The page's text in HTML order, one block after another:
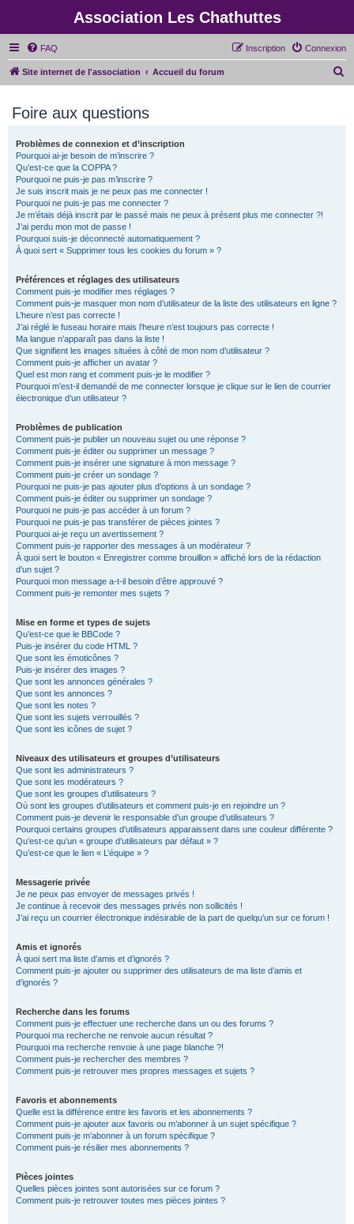
Association Les Chathuttes
FAQ Connexion
Inscription
Site internet de l'association Accueil du forum
Foire aux questions
Problèmes de connexion et d’inscription
Pourquoi ai-je besoin de m’inscrire ?
Qu’est-ce que la COPPA ?
Pourquoi ne puis-je pas m’inscrire ?
Je suis inscrit mais je ne peux pas me connecter !
Pourquoi ne puis-je pas me connecter ?
Je m’étais déjà inscrit par le passé mais ne peux à présent plus me connecter ?!
J’ai perdu mon mot de passe !
Pourquoi suis-je déconnecté automatiquement ?
À quoi sert « Supprimer tous les cookies du forum » ?
Préférences et réglages des utilisateurs
Comment puis-je modifier mes réglages ?
Comment puis-je masquer mon nom d’utilisateur de la liste des utilisateurs en ligne ?
L’heure n’est pas correcte !
J’ai réglé le fuseau horaire mais l’heure n’est toujours pas correcte !
Ma langue n’apparaît pas dans la liste !
Que signifient les images situées à côté de mon nom d’utilisateur ?
Comment puis-je afficher un avatar ?
Quel est mon rang et comment puis-je le modifier ?
Pourquoi m’est-il demandé de me connecter lorsque je clique sur le lien de courrier
électronique d’un utilisateur ?
Problèmes de publication
Comment puis-je publier un nouveau sujet ou une réponse ?
Comment puis-je éditer ou supprimer un message ?
Comment puis-je insérer une signature à mon message ?
Comment puis-je créer un sondage ?
Pourquoi ne puis-je pas ajouter plus d’options à un sondage ?
Comment puis-je éditer ou supprimer un sondage ?
Pourquoi ne puis-je pas accéder à un forum ?
Pourquoi ne puis-je pas transférer de pièces jointes ?
Pourquoi ai-je reçu un avertissement ?
Comment puis-je rapporter des messages à un modérateur ?
À quoi sert le bouton « Enregistrer comme brouillon » affiché lors de la rédaction
d’un sujet ?
Pourquoi mon message a-t-il besoin d’être approuvé ?
Comment puis-je remonter mes sujets ?
Mise en forme et types de sujets
Qu’est-ce que le BBCode ?
Puis-je insérer du code HTML ?
Que sont les émoticônes ?
Puis-je insérer des images ?
Que sont les annonces générales ?
Que sont les annonces ?
Que sont les notes ?
Que sont les sujets verrouillés ?
Que sont les icônes de sujet ?
Niveaux des utilisateurs et groupes d’utilisateurs
Que sont les administrateurs ?
Que sont les modérateurs ?
Que sont les groupes d’utilisateurs ?
Où sont les groupes d’utilisateurs et comment puis-je en rejoindre un ?
Comment puis-je devenir le responsable d’un groupe d’utilisateurs ?
Pourquoi certains groupes d’utilisateurs apparaissent dans une couleur différente ?
Qu’est-ce qu’un « groupe d’utilisateurs par défaut » ?
Qu’est-ce que le lien « L’équipe » ?
Messagerie privée
Je ne peux pas envoyer de messages privés !
Je continue à recevoir des messages privés non sollicités !
J’ai reçu un courrier électronique indésirable de la part de quelqu’un sur ce forum !
Amis et ignorés
À quoi sert ma liste d’amis et d’ignorés ?
Comment puis-je ajouter ou supprimer des utilisateurs de ma liste d’amis et
d’ignorés ?
Recherche dans les forums
Comment puis-je effectuer une recherche dans un ou des forums ?
Pourquoi ma recherche ne renvoie aucun résultat ?
Pourquoi ma recherche renvoie à une page blanche ?!
Comment puis-je rechercher des membres ?
Comment puis-je retrouver mes propres messages et sujets ?
Favoris et abonnements
Quelle est la différence entre les favoris et les abonnements ?
Comment puis-je ajouter aux favoris ou m’abonner à un sujet spécifique ?
Comment puis-je m’abonner à un forum spécifique ?
Comment puis-je résilier mes abonnements ?
Pièces jointes
Quelles pièces jointes sont autorisées sur ce forum ?
Comment puis-je retrouver toutes mes pièces jointes ?